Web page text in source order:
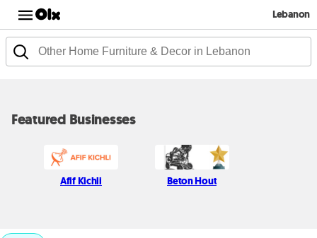
Lebanon
Featured Businesses
Afif Kichli Beton Hout